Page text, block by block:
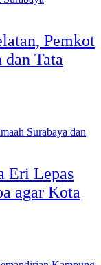
Pemkot
Tata
Eri Lepas
agar Kota